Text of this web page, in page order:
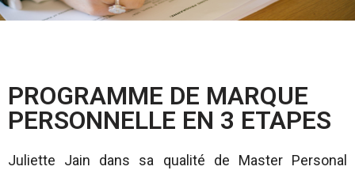
PROGRAMME DE MARQUE
PERSONNELLE EN 3 ETAPES
Juliette Jain dans sa qualité de Master Personal